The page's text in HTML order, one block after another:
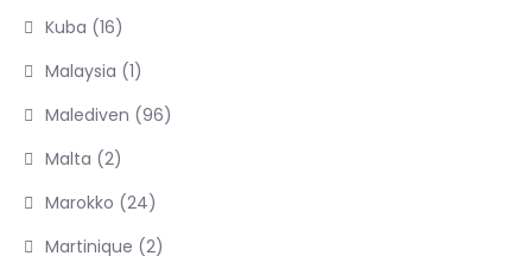
Kuba (16)
Malaysia (1)
Malediven (96)
Malta (2)
Marokko (24)
Martinique (2)